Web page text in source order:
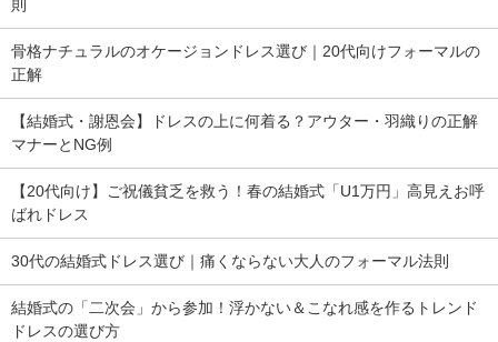
則
骨格ナチュラルのオケージョンドレス選び｜20代向けフォーマルの
正解
【結婚式・謝恩会】ドレスの上に何着る？アウター・羽織りの正解
マナーとNG例
【20代向け】ご祝儀貧乏を救う！春の結婚式「U1万円」高見えお呼
ばれドレス
30代の結婚式ドレス選び｜痛くならない大人のフォーマル法則
結婚式の「二次会」から参加！浮かない＆こなれ感を作るトレンド
ドレスの選び方